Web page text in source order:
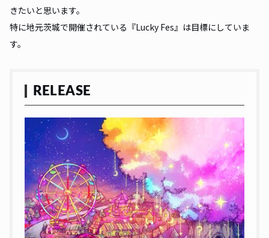
きたいと思います。
特に地元茨城で開催されている『Lucky Fes』は目標にしていま
す。
RELEASE